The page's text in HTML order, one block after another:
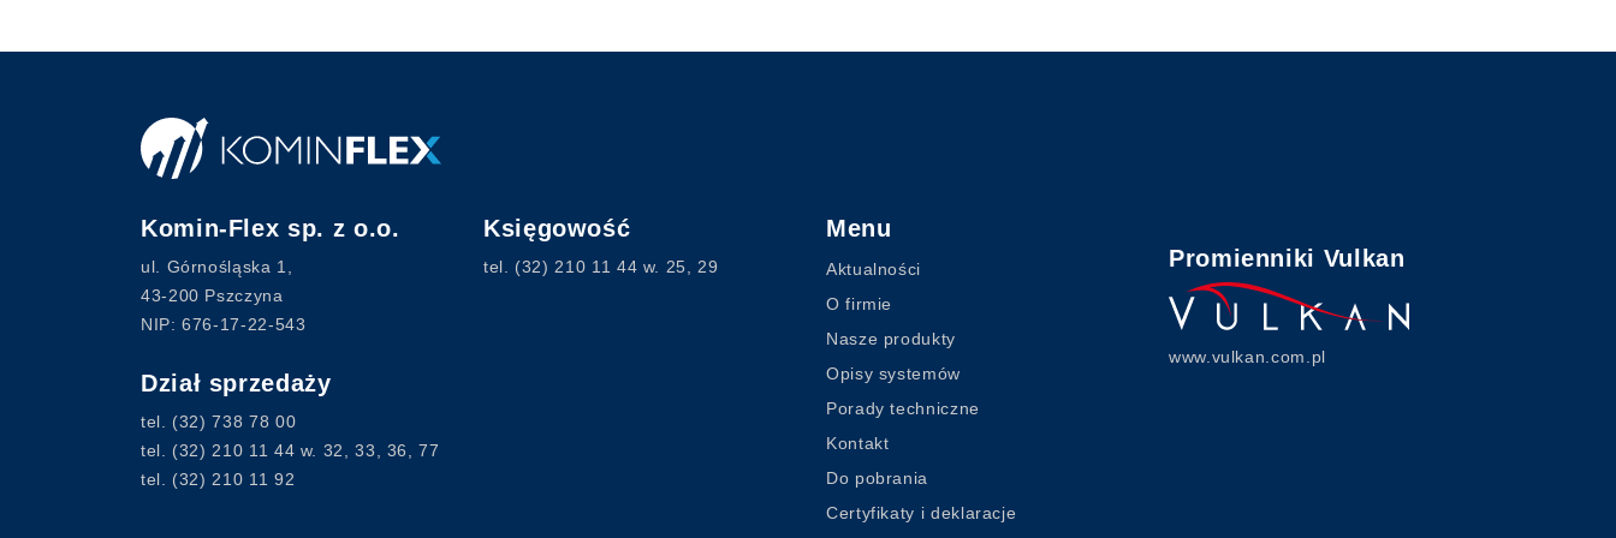
Komin-Flex sp. z o.o.
ul. Górnośląska 1,
43-200 Pszczyna
NIP: 676-17-22-543
Dział sprzedaży
tel. (32) 738 78 00
tel. (32) 210 11 44 w. 32, 33, 36, 77
tel. (32) 210 11 92
Księgowość
tel. (32) 210 11 44 w. 25, 29
Menu
Aktualności
O firmie
Nasze produkty
Opisy systemów
Porady techniczne
Kontakt
Do pobrania
Certyfikaty i deklaracje
Promienniki Vulkan
www.vulkan.com.pl